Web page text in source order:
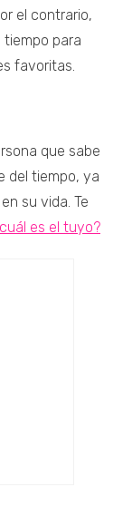
el contrario,
para
favoritas.
que sabe
del tiempo, ya
su vida. Te
es el tuyo?